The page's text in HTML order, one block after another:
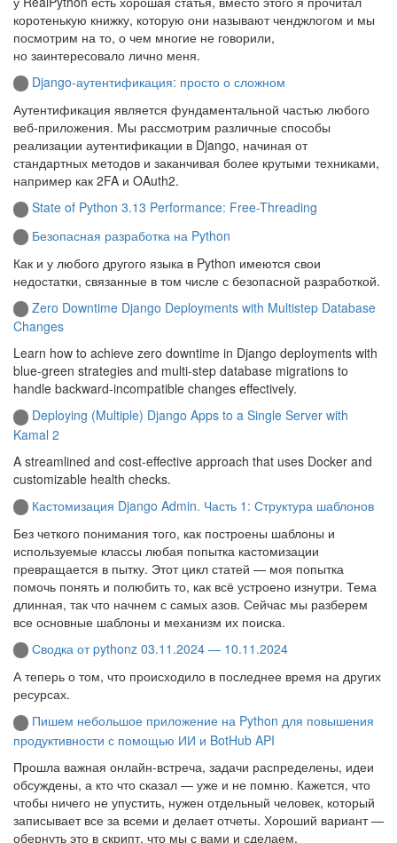
коротенькую книжку, которую они называют ченджлогом и мы
посмотрим на то, о чем многие не говорили,
но заинтересовало лично меня.
Django-аутентификация: просто о сложном
Аутентификация является фундаментальной частью любого
веб-приложения. Мы рассмотрим различные способы
реализации аутентификации в Django, начиная от
стандартных методов и заканчивая более крутыми техниками,
например как 2FA и OAuth2.
State of Python 3.13 Performance: Free-Threading
Безопасная разработка на Python
Как и у любого другого языка в Python имеются свои
недостатки, связанные в том числе с безопасной разработкой.
Zero Downtime Django Deployments with Multistep Database
Changes
Learn how to achieve zero downtime in Django deployments with
blue-green strategies and multi-step database migrations to
handle backward-incompatible changes effectively.
Deploying (Multiple) Django Apps to a Single Server with
Kamal 2
A streamlined and cost-effective approach that uses Docker and
customizable health checks.
Кастомизация Django Admin. Часть 1: Структура шаблонов
Без четкого понимания того, как построены шаблоны и
используемые классы любая попытка кастомизации
превращается в пытку. Этот цикл статей — моя попытка
помочь понять и полюбить то, как всё устроено изнутри. Тема
длинная, так что начнем с самых азов. Сейчас мы разберем
все основные шаблоны и механизм их поиска.
Сводка от pythonz 03.11.2024 — 10.11.2024
А теперь о том, что происходило в последнее время на других
ресурсах.
Пишем небольшое приложение на Python для повышения
продуктивности с помощью ИИ и BotHub API
Прошла важная онлайн-встреча, задачи распределены, идеи
обсуждены, а кто что сказал — уже и не помню. Кажется, что
чтобы ничего не упустить, нужен отдельный человек, который
записывает все за всеми и делает отчеты. Хороший вариант —
обернуть это в скрипт, что мы с вами и сделаем.